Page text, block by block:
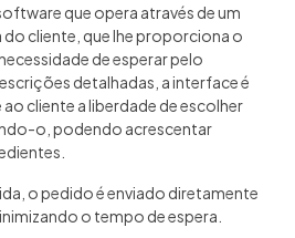
que opera através de um
cliente, que lhe proporciona o
de esperar pelo
detalhadas, a interface é
cliente a liberdade de escolher
o, podendo acrescentar
o pedido é enviado diretamente
o tempo de espera.